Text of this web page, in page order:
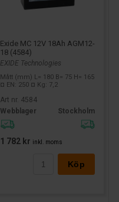
Exide MC 12V 18Ah AGM12-
18 (4584)
EXIDE Technologies
Mått (mm) L= 180 B= 75 H= 165
¤ EN: 250 ¤ Kg: 7,2
Art nr. 4584
Webblager
Stockholm
1 782 kr inkl. moms
Köp